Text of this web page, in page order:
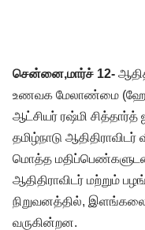
சென்னை,மார்ச் 12-
உணவக மேலாண்மை
ஆட்சியர் ரஷ்மி சித்தார்த்
தமிழ்நாடு
மொத்த மதிப்பெண்களுடன்
ஆதிதிராவிடர் மற்றும்
நிறுவனத்தில், இளங்கலை
வருகின்றன.